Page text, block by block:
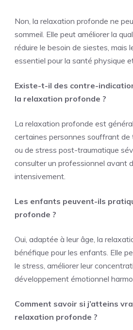
Non, la relaxation profonde ne
sommeil. Elle peut améliorer la
réduire le besoin de siestes, mais
essentiel pour la santé physique
Existe-t-il des contre-
la relaxation profonde ?
La relaxation profonde est
certaines personnes souffrant de
ou de stress post-traumatique
consulter un professionnel avant
intensivement.
Les enfants peuvent-ils
profonde ?
Oui, adaptée à leur âge, la
bénéfique pour les enfants. Elle
le stress, améliorer leur
développement émotionnel
Comment savoir si j’atteins
relaxation profonde ?